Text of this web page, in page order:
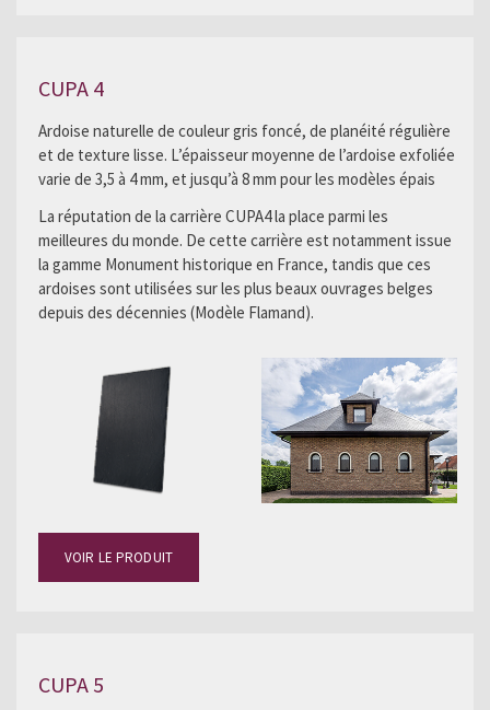
CUPA 4
Ardoise naturelle de couleur gris foncé, de planéité régulière
et de texture lisse. L’épaisseur moyenne de l’ardoise exfoliée
varie de 3,5 à 4 mm, et jusqu’à 8 mm pour les modèles épais
La réputation de la carrière CUPA4 la place parmi les
meilleures du monde. De cette carrière est notamment issue
la gamme Monument historique en France, tandis que ces
ardoises sont utilisées sur les plus beaux ouvrages belges
depuis des décennies (Modèle Flamand).
VOIR LE PRODUIT
CUPA 5